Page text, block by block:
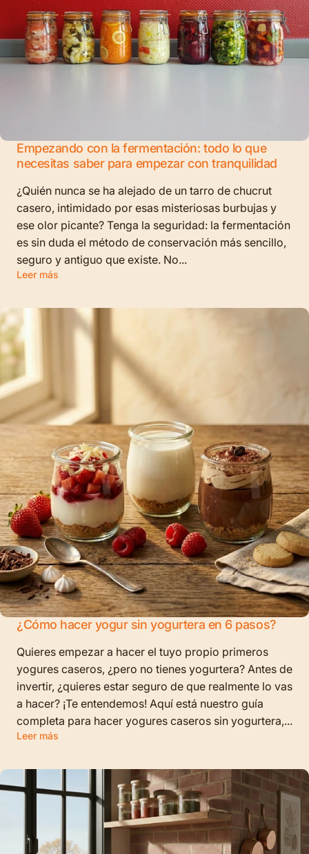
Empezando con la fermentación: todo lo que
necesitas saber para empezar con tranquilidad
¿Quién nunca se ha alejado de un tarro de chucrut
casero, intimidado por esas misteriosas burbujas y
ese olor picante? Tenga la seguridad: la fermentación
es sin duda el método de conservación más sencillo,
seguro y antiguo que existe. No...
Leer más
¿Cómo hacer yogur sin yogurtera en 6 pasos?
Quieres empezar a hacer el tuyo propio primeros
yogures caseros, ¿pero no tienes yogurtera? Antes de
invertir, ¿quieres estar seguro de que realmente lo vas
a hacer? ¡Te entendemos! Aquí está nuestro guía
completa para hacer yogures caseros sin yogurtera,...
Leer más